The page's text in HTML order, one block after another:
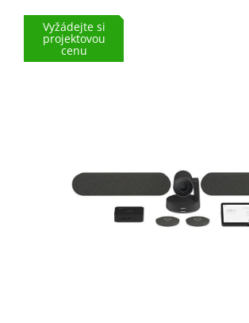
Vyžádejte si
projektovou
cenu